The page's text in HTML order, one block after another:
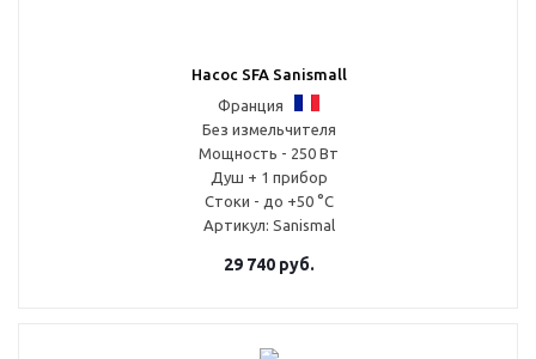
Насос SFA Sanismall
Франция
Без измельчителя
Мощность - 250 Вт
Душ + 1 прибор
Стоки - до +50 °С
Артикул: Sanismal
29 740руб.